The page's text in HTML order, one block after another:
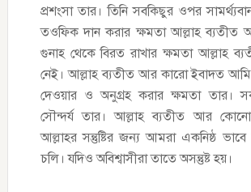
প্রশংসা তার। তিনি সবকিছুর ওপর
তওফিক দান করার ক্ষমতা আল্লাহ ব্যতীত
গুনাহ থেকে বিরত রাখার ক্ষমতা আল্লাহ
নেই। আল্লাহ ব্যতীত আর কারো ইবাদত আমি
দেওয়ার ও অনুগ্রহ করার ক্ষমতা তার।
সৌন্দর্য তার। আল্লাহ ব্যতীত আর
আল্লাহর সন্তুষ্টির জন্য আমরা একনিষ্ঠ ভাবে
চলি। যদিও অবিশ্বাসীরা তাতে অসন্তুষ্ট হয়।